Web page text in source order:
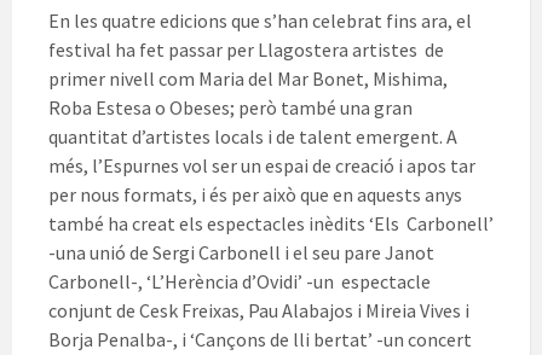
En les quatre edicions que s’han celebrat fins ara, el
festival ha fet passar per Llagostera artistes de
primer nivell com Maria del Mar Bonet, Mishima,
Roba Estesa o Obeses; però també una gran
quantitat d’artistes locals i de talent emergent. A
més, l’Espurnes vol ser un espai de creació i apos tar
per nous formats, i és per això que en aquests anys
també ha creat els espectacles inèdits ‘Els Carbonell’
-una unió de Sergi Carbonell i el seu pare Janot
Carbonell-, ‘L’Herència d’Ovidi’ -un espectacle
conjunt de Cesk Freixas, Pau Alabajos i Mireia Vives i
Borja Penalba-, i ‘Cançons de lli bertat’ -un concert